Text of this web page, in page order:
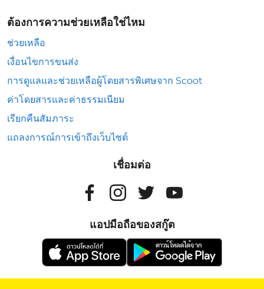
ต้องการความช่วยเหลือใช่ไหม
ช่วยเหลือ
เงื่อนไขการขนส่ง
การดูแลและช่วยเหลือผู้โดยสารพิเศษจาก Scoot
ค่าโดยสารและค่าธรรมเนียม
เรียกคืนสัมภาระ
แถลงการณ์การเข้าถึงเว็บไซต์
เชื่อมต่อ
แอปมือถือของสกู๊ต